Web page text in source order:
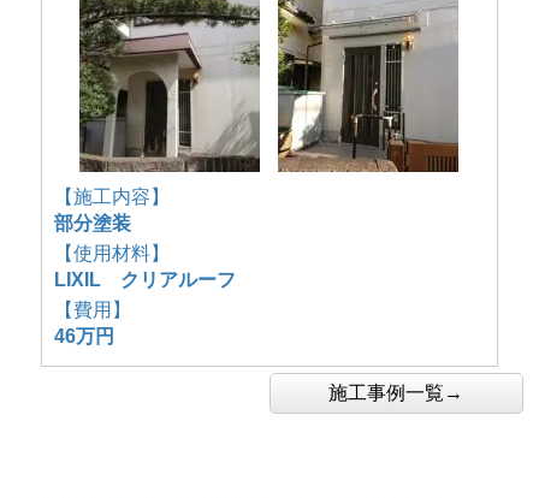
【施工内容】
部分塗装
【使用材料】
LIXIL クリアルーフ
【費用】
46万円
施工事例一覧→